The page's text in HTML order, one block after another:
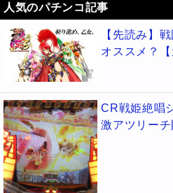
人気のパチンコ記事
【先読み】
オススメ？【
CR戦姫絶唱
激アツリー